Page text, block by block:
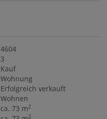
4604
3
Kauf
Wohnung
Erfolgreich verkauft
Wohnen
ca. 73 m2
2